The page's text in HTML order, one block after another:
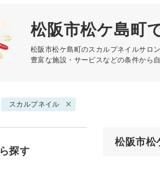
松阪市松ケ島町
松阪市松ケ島町のスカルプネイルサロ
豊富な施設・サービスなどの条件から
スカルプネイル
松阪市松
探す